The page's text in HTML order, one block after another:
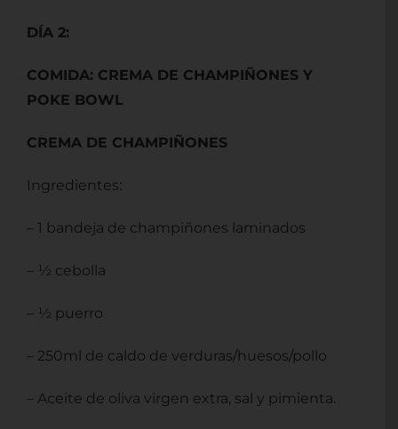
DÍA 2:
COMIDA: CREMA DE CHAMPIÑONES Y
POKE BOWL
CREMA DE CHAMPIÑONES
Ingredientes:
– 1 bandeja de champiñones laminados
– ½ cebolla
– ½ puerro
– 250ml de caldo de verduras/huesos/pollo
– Aceite de oliva virgen extra, sal y pimienta.